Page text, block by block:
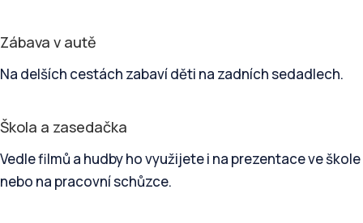
Zábava v autě
Na delších cestách zabaví děti na zadních sedadlech.
Škola a zasedačka
Vedle filmů a hudby ho využijete i na prezentace ve škole
nebo na pracovní schůzce.